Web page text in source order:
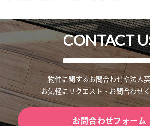
CONTACT
物件に関するお問合わせや法人契
お気軽にリクエスト・お問合わせ
お問合わせフォーム